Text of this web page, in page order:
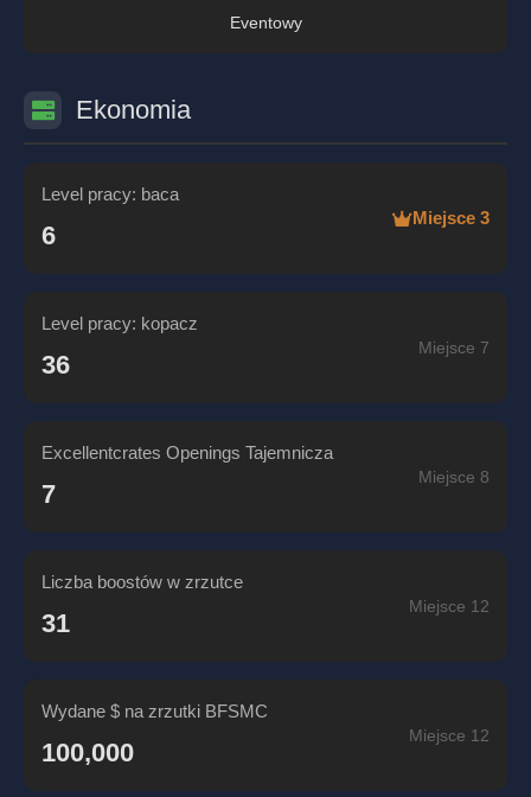
Eventowy
Ekonomia
Level pracy: baca
6
Miejsce 3
Level pracy: kopacz
36
Miejsce 7
Excellentcrates Openings Tajemnicza
7
Miejsce 8
Liczba boostów w zrzutce
31
Miejsce 12
Wydane $ na zrzutki BFSMC
100,000
Miejsce 12